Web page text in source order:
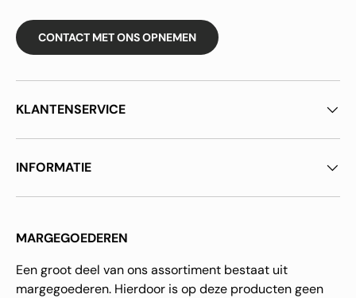
CONTACT MET ONS OPNEMEN
KLANTENSERVICE
INFORMATIE
MARGEGOEDEREN
Een groot deel van ons assortiment bestaat uit
margegoederen. Hierdoor is op deze producten geen